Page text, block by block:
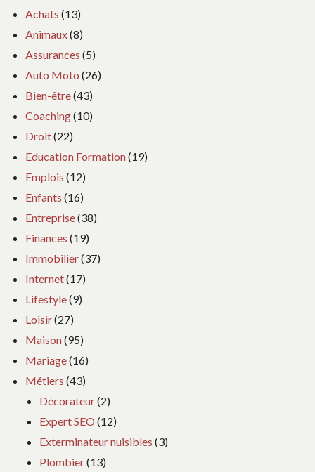
Achats (13)
Animaux(8)
Assurances (5)
Auto Moto (26)
Bien-être(43)
Coaching(10)
Droit(22)
Education Formation(19)
Emplois (12)
Enfants (16)
Entreprise(38)
Finances (19)
Immobilier(37)
Internet(17)
Lifestyle(9)
Loisir(27)
Maison(95)
Mariage(16)
Métiers (43)
Décorateur(2)
Expert SEO (12)
Exterminateur nuisibles (3)
Plombier(13)